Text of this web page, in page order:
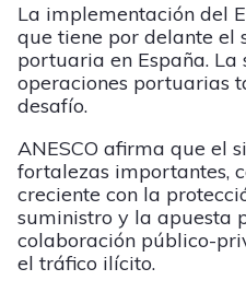
La implementación del
que tiene por delante el
portuaria en España. La
operaciones portuarias
desafío.
ANESCO afirma que el
fortalezas importantes,
creciente con la
suministro y la apuesta
colaboración público-
el tráfico ilícito.